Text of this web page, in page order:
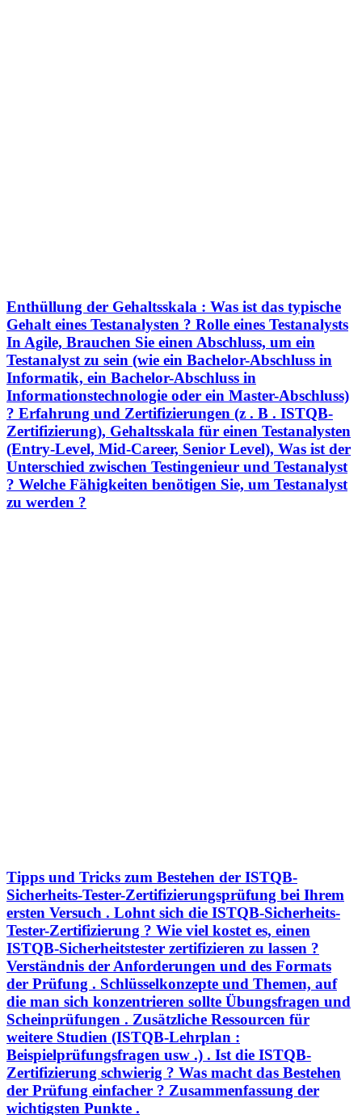
Enthüllung der Gehaltsskala : Was ist das typische
Gehalt eines Testanalysten ? Rolle eines Testanalysts
In Agile, Brauchen Sie einen Abschluss, um ein
Testanalyst zu sein (wie ein Bachelor-Abschluss in
Informatik, ein Bachelor-Abschluss in
Informationstechnologie oder ein Master-Abschluss)
? Erfahrung und Zertifizierungen (z . B . ISTQB-
Zertifizierung), Gehaltsskala für einen Testanalysten
(Entry-Level, Mid-Career, Senior Level), Was ist der
Unterschied zwischen Testingenieur und Testanalyst
? Welche Fähigkeiten benötigen Sie, um Testanalyst
zu werden ?
Tipps und Tricks zum Bestehen der ISTQB-
Sicherheits-Tester-Zertifizierungsprüfung bei Ihrem
ersten Versuch . Lohnt sich die ISTQB-Sicherheits-
Tester-Zertifizierung ? Wie viel kostet es, einen
ISTQB-Sicherheitstester zertifizieren zu lassen ?
Verständnis der Anforderungen und des Formats
der Prüfung . Schlüsselkonzepte und Themen, auf
die man sich konzentrieren sollte Übungsfragen und
Scheinprüfungen . Zusätzliche Ressourcen für
weitere Studien (ISTQB-Lehrplan :
Beispielprüfungsfragen usw .) . Ist die ISTQB-
Zertifizierung schwierig ? Was macht das Bestehen
der Prüfung einfacher ? Zusammenfassung der
wichtigsten Punkte .